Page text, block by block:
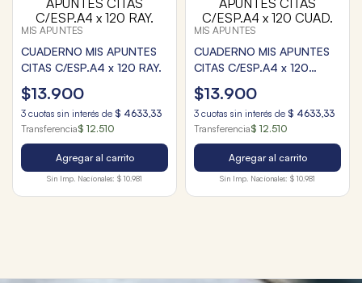
MIS APUNTES
CUADERNO MIS APUNTES
CITAS C/ESP.A4 x 120 RAY.
$13.900
3 cuotas sin interés de $ 4633,33
Transferencia$ 12.510
Agregar al carrito
Sin Imp. Nacionales: $ 10.981
MIS APUNTES
CUADERNO MIS APUNTES
CITAS C/ESP.A4 x 120
CUAD.
$13.900
3 cuotas sin interés de $ 4633,33
Transferencia$ 12.510
Agregar al carrito
Sin Imp. Nacionales: $ 10.981